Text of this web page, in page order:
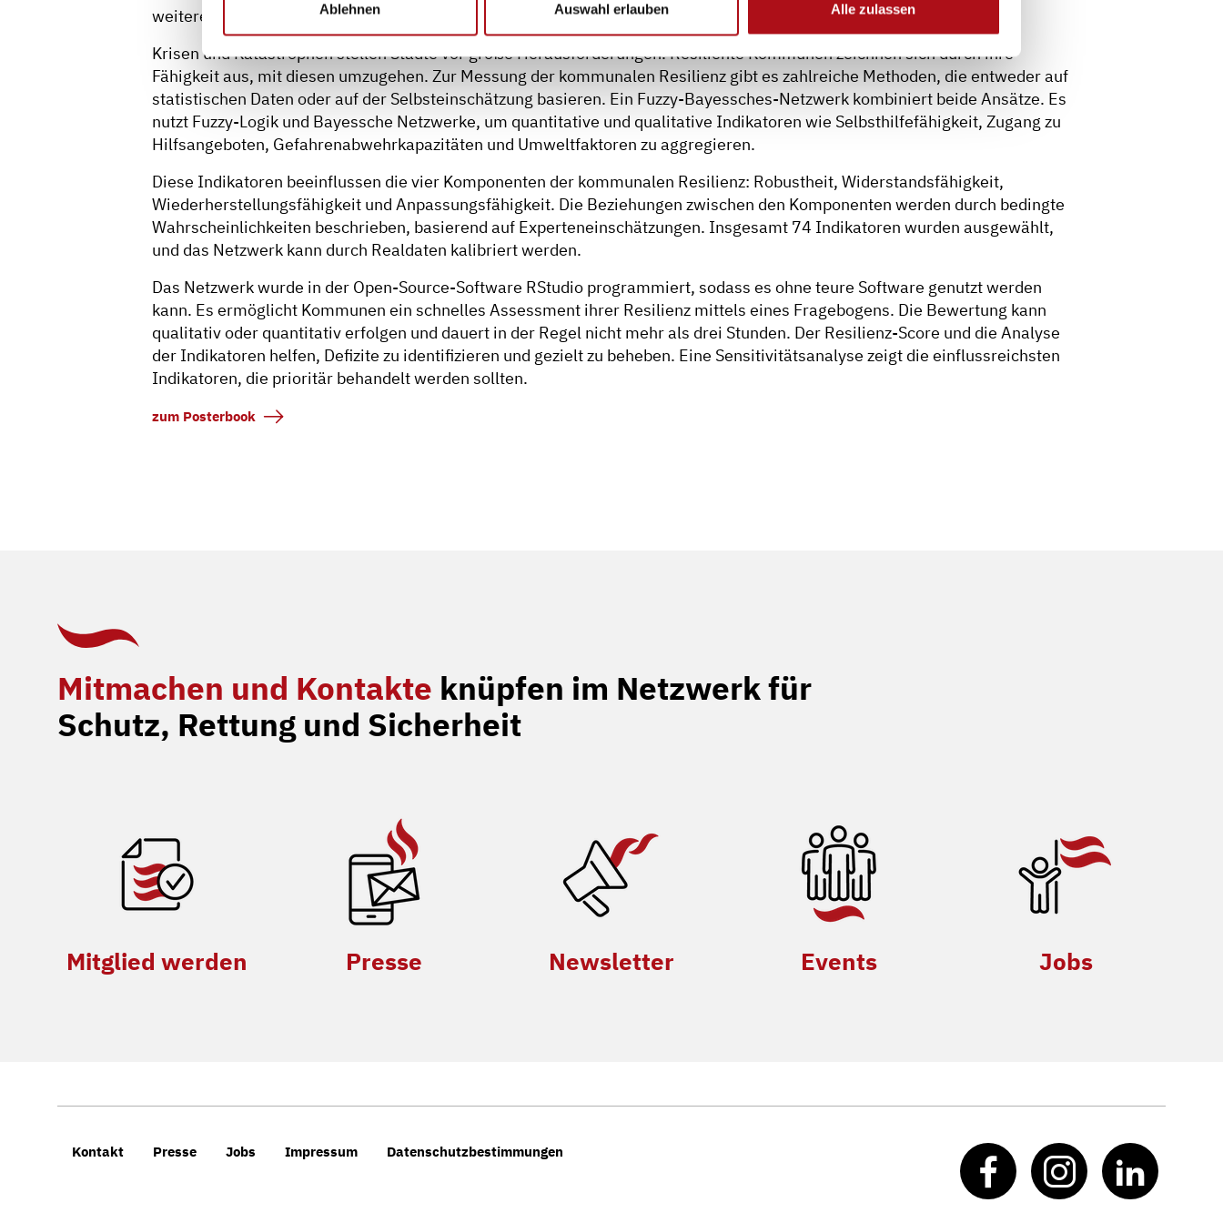
Ablehnen Auswahl erlauben Alle zulassen
weiterer Autor: Frederik Schütte (antwortING Beratende Ingenieure PartGmbB)
Krisen und Katastrophen stellen Städte vor große Herausforderungen. Resiliente Kommunen zeichnen sich durch ihre
Fähigkeit aus, mit diesen umzugehen. Zur Messung der kommunalen Resilienz gibt es zahlreiche Methoden, die entweder auf
statistischen Daten oder auf der Selbsteinschätzung basieren. Ein Fuzzy-Bayessches-Netzwerk kombiniert beide Ansätze. Es
nutzt Fuzzy-Logik und Bayessche Netzwerke, um quantitative und qualitative Indikatoren wie Selbsthilfefähigkeit, Zugang zu
Hilfsangeboten, Gefahrenabwehrkapazitäten und Umweltfaktoren zu aggregieren.
Diese Indikatoren beeinflussen die vier Komponenten der kommunalen Resilienz: Robustheit, Widerstandsfähigkeit,
Wiederherstellungsfähigkeit und Anpassungsfähigkeit. Die Beziehungen zwischen den Komponenten werden durch bedingte
Wahrscheinlichkeiten beschrieben, basierend auf Experteneinschätzungen. Insgesamt 74 Indikatoren wurden ausgewählt,
und das Netzwerk kann durch Realdaten kalibriert werden.
Das Netzwerk wurde in der Open-Source-Software RStudio programmiert, sodass es ohne teure Software genutzt werden
kann. Es ermöglicht Kommunen ein schnelles Assessment ihrer Resilienz mittels eines Fragebogens. Die Bewertung kann
qualitativ oder quantitativ erfolgen und dauert in der Regel nicht mehr als drei Stunden. Der Resilienz-Score und die Analyse
der Indikatoren helfen, Defizite zu identifizieren und gezielt zu beheben. Eine Sensitivitätsanalyse zeigt die einflussreichsten
Indikatoren, die prioritär behandelt werden sollten.
zum Posterbook
Mitmachen und Kontakte knüpfen im Netzwerk für
Schutz, Rettung und Sicherheit
Mitglied werden Presse Newsletter Events Jobs
Kontakt Presse Jobs Impressum Datenschutzbestimmungen
Facebook
Instagram